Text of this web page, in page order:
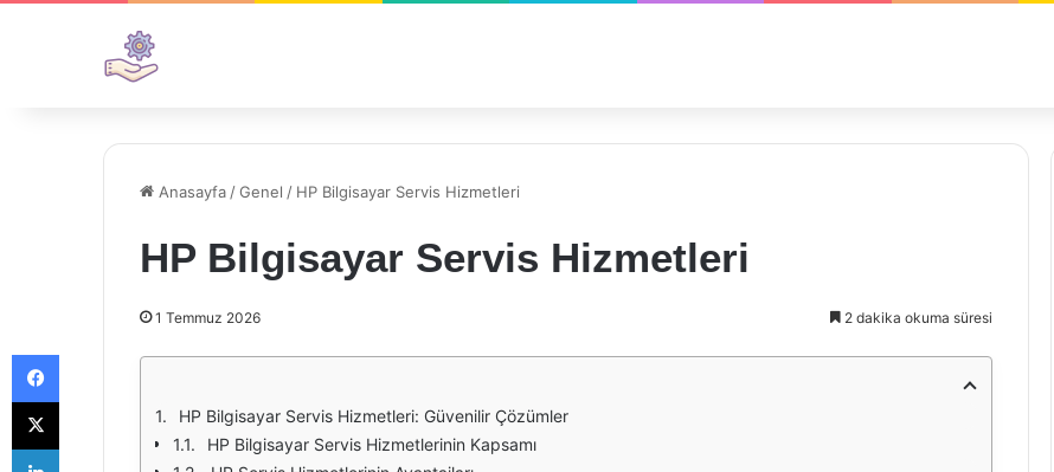
Anasayfa /Genel / HP Bilgisayar Servis Hizmetleri
HP Bilgisayar Servis Hizmetleri
1 Temmuz 2026 2 dakika okuma süresi
HP Bilgisayar Servis Hizmetleri: Güvenilir Çözümler
HP Bilgisayar Servis Hizmetlerinin Kapsamı
Facebook
X
LinkedIn